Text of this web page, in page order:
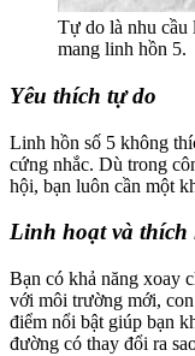
Tự do là nhu cầu
mang linh hồn 5.
Yêu thích tự do
Linh hồn số 5 không
cứng nhắc. Dù trong
hội, bạn luôn cần một
Linh hoạt và
Bạn có khả năng xoay
với môi trường mới,
điểm nổi bật giúp bạn
đường có thay đổi ra